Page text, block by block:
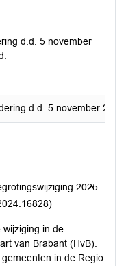
d.d. 5 november
d.d. 5 november
2025
wijziging in de
van Brabant (HvB).
in de Regio